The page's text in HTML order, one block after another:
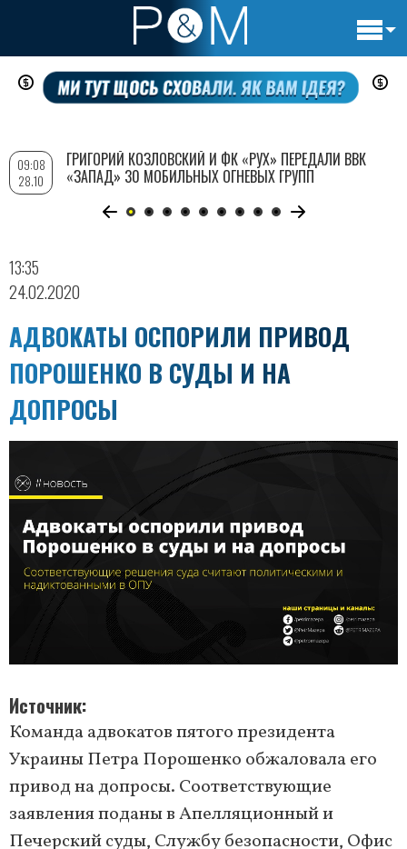
Перейти
содержанию
13:35
24.02.2020
АДВОКАТЫ ОСПОРИЛИ ПРИВОД
ПОРОШЕНКО В СУДЫ И НА
ДОПРОСЫ
Источник
Команда адвокатов пятого президента
Украины Петра Порошенко обжаловала его
привод на допросы. Соответствующие
заявления поданы в Апелляционный и
Печерский суды, Службу безопасности, Офис
09:08
28.10
ГРИГОРИЙ КОЗЛОВСКИЙ И ФК «РУХ» ПЕРЕДАЛИ ВВК
«ЗАПАД» 30 МОБИЛЬНЫХ ОГНЕВЫХ ГРУПП